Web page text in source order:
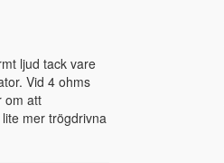
ljud tack vare
Vid 4 ohms
om att
mer trögdrivna